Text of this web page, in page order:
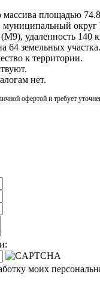
площадью
муниципальный
удаленность
64 земельных участка.
к территории.
нет.
офертой и требует
моих